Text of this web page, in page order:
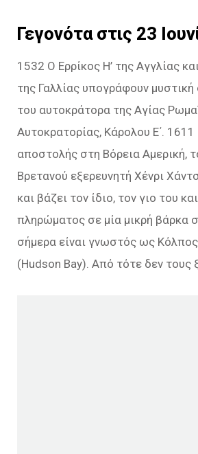
Γεγονότα στις 23
1532 Ο Ερρίκος Η’ της Αγγλίας
της Γαλλίας υπογράφουν
του αυτοκράτορα της Αγίας
Αυτοκρατορίας, Κάρολου Ε΄. 1611
αποστολής στη Βόρεια Αμερική,
Βρετανού εξερευνητή Χένρι
και βάζει τον ίδιο, τον γιο του
πληρώματος σε μία μικρή βάρκα
σήμερα είναι γνωστός ως
(Hudson Bay). Από τότε δεν τους